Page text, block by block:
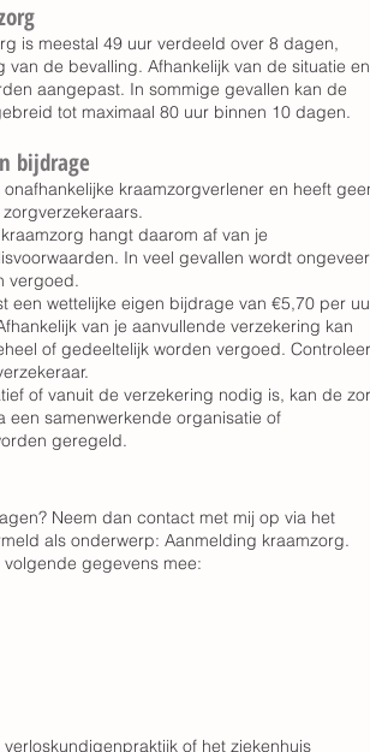
is meestal 49 uur verdeeld over 8 dagen,
de bevalling. Afhankelijk van de situatie en
aangepast. In sommige gevallen kan de
tot maximaal 80 uur binnen 10 dagen.
bijdrage
kraamzorgverlener en heeft
hangt daarom af van je
In veel gevallen wordt ongeveer
vergoed.
een wettelijke eigen bijdrage van €5,70 per
van je aanvullende verzekering kan
of gedeeltelijk worden vergoed. Controleer
of vanuit de verzekering nodig is, kan de
een samenwerkende organisatie of
geregeld.
Neem dan contact met mij op via het
als onderwerp: Aanmelding kraamzorg.
gegevens mee:
of het ziekenhuis